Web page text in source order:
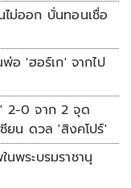
ม่ออก บั่นทอนเชื่อ
อ 'ฮอร์เก' จากไป
' 2-0 จาก 2 จุด
ยน ดวล 'สิงคโปร์'
พระบรมราชานุ